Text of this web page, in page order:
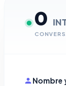
0
Nombre